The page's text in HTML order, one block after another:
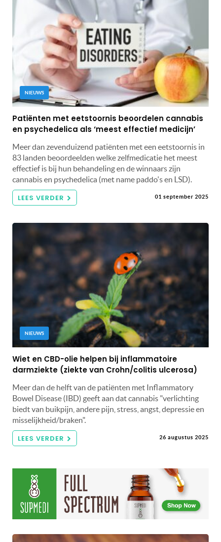
NIEUWS
Patiënten met eetstoornis beoordelen cannabis
en psychedelica als ‘meest effectief medicijn’
Meer dan zevenduizend patiënten met een eetstoornis in
83 landen beoordeelden welke zelfmedicatie het meest
effectief is bij hun behandeling en de winnaars zijn
cannabis en psychedelica (met name paddo's en LSD).
LEES VERDER 01 september 2025
NIEUWS
Wiet en CBD-olie helpen bij inflammatoire
darmziekte (ziekte van Crohn/colitis ulcerosa)
Meer dan de helft van de patiënten met Inflammatory
Bowel Disease (IBD) geeft aan dat cannabis "verlichting
biedt van buikpijn, andere pijn, stress, angst, depressie en
misselijkheid/braken".
LEES VERDER 26 augustus 2025